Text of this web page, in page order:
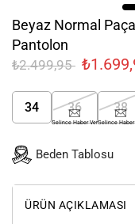
Beyaz Normal
Pantolon
₺2.499,95
34 36
Gelince Haber Ver
38
Gelince Haber
Beden Tablosu
ÜRÜN AÇIKLAMASI